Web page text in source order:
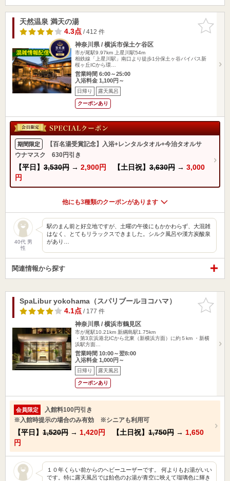
お気に入
りに追加
天然温泉 満天の湯
4.3点/ 412 件
神奈川県 / 横浜市保土ケ谷区
市が尾駅9.97km
上星川駅54m
相鉄線「上星川駅」南口より徒歩1分保土ヶ谷バイパス新
桜ヶ丘ICから環…
営業時間 6:00～25:00
入浴料金 1,100円～
日帰り 露天風呂
クーポンあり
期間限定
【百名湯受賞記念】入浴+レンタルタオル+今治タオルサ
ウナマスク 630円引き
【平日】 3,530円 → 2,900円 【土日祝】 3,630円 → 3,000
円
他にも3種類のクーポンがあります
40代 男
性
駅のまん前と好立地ですが、土曜の午後にもかかわらず、大混雑
はなく、とてもリラックスできました。シルク風呂や漢方炭酸泉
があり…
関連情報から探す
お気に入
りに追加
SpaLibur yokohama（スパリブールヨコハマ）
4.1点/ 177 件
神奈川県 / 横浜市鶴見区
市が尾駅10.21km 新綱島駅1.75km
・第3京浜港北ICから北東（新横浜方面）に約５km ・新横
浜駅方面…
営業時間 10:00～翌8:00
入浴料金 1,000円～
日帰り 露天風呂
クーポンあり
会員限定
入館料100円引き
※入館時提示の場合のみ有効 ※シニアも利用可
【平日】 1,520円 → 1,420円 【土日祝】 1,750円 → 1,650
円
１０年くらい前からのヘビーユーザーです。 何よりもお湯がいい
です。特に露天風呂では飴色のお湯が青空に映えて瑠璃色に輝き